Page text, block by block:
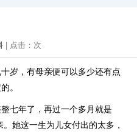
| 点击： 次
岁，有母亲便可以多少还有点
。
七年了，再过一个多月就是
。她这一生为儿女付出的太多，